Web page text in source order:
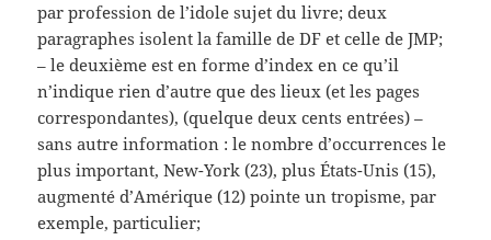
par profession de l’idole sujet du livre; deux
paragraphes isolent la famille de DF et celle de JMP;
– le deuxième est en forme d’index en ce qu’il
n’indique rien d’autre que des lieux (et les pages
correspondantes), (quelque deux cents entrées) –
sans autre information : le nombre d’occurrences le
plus important, New-York (23), plus États-Unis (15),
augmenté d’Amérique (12) pointe un tropisme, par
exemple, particulier;